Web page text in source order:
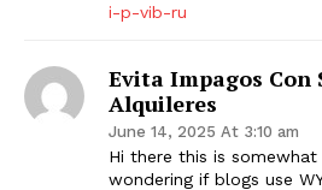
i-p-vib-ru
Evita Impagos Con
Alquileres
June 14, 2025 At 3:10 am
Hi there this is
wondering if blogs use